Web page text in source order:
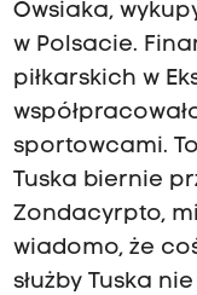
Owsiaka,
w Polsacie.
piłkarskich w
sportowcami.
Tuska biernie
Zondacyrpto,
wiadomo, że
służby Tuska